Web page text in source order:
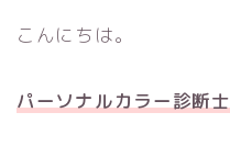
こんにちは。
パーソナルカラー診断士